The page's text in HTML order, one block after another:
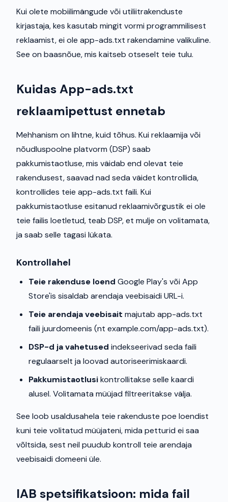
Kui olete mobiilimängude või utiliitrakenduste
kirjastaja, kes kasutab mingit vormi programmilisest
reklaamist, ei ole app-ads.txt rakendamine valikuline.
See on baasnõue, mis kaitseb otseselt teie tulu.
Kuidas App-ads.txt
reklaamipettust ennetab
Mehhanism on lihtne, kuid tõhus. Kui reklaamija või
nõudluspoolne platvorm (DSP) saab
pakkumistaotluse, mis väidab end olevat teie
rakendusest, saavad nad seda väidet kontrollida,
kontrollides teie app-ads.txt faili. Kui
pakkumistaotluse esitanud reklaamivõrgustik ei ole
teie failis loetletud, teab DSP, et mulje on volitamata,
ja saab selle tagasi lükata.
Kontrollahel
Teie rakenduse loend Google Play's või App
Store'is sisaldab arendaja veebisaidi URL-i.
Teie arendaja veebisait majutab app-ads.txt
faili juurdomeenis (nt example.com/app-ads.txt).
DSP-d ja vahetused indekseerivad seda faili
regulaarselt ja loovad autoriseerimiskaardi.
Pakkumistaotlusikontrollitakse selle kaardi
alusel. Volitamata müüjad filtreeritakse välja.
See loob usaldusahela teie rakenduste poe loendist
kuni teie volitatud müüjateni, mida petturid ei saa
võltsida, sest neil puudub kontroll teie arendaja
veebisaidi domeeni üle.
IAB spetsifikatsioon: mida fail